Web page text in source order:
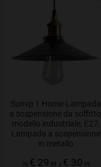
Sunvp 1 Home-Lampada
a sospensione da soffitto,
modello industriale, E27,
Lampada a sospensione
in metallo
da € 29 ,99 a € 30 ,99